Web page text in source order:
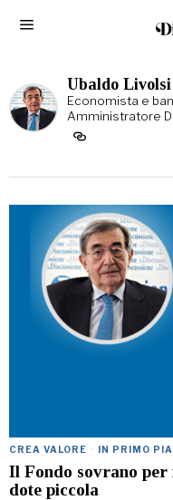
Ubaldo Livolsi
Economista e
Amministratore
CREA VALORE · IN PRIMO
Il Fondo sovrano per
dote piccola